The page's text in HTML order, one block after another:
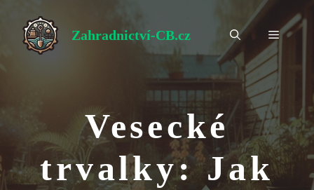
obsah
Zahradnictví-CB.cz Menu
Vesecké
trvalky: Jak